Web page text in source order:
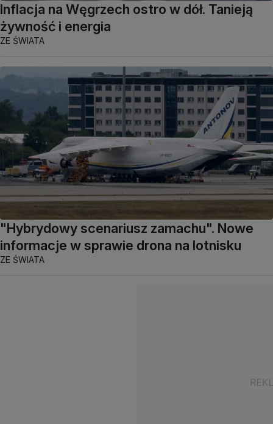
Inflacja na Węgrzech ostro w dół. Tanieją
żywność i energia
ZE ŚWIATA
"Hybrydowy scenariusz zamachu". Nowe
informacje w sprawie drona na lotnisku
ZE ŚWIATA